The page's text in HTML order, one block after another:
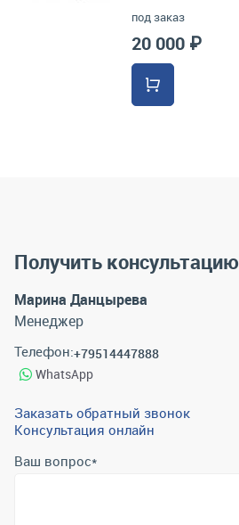
под заказ
20 000 ₽
Получить консультацию
Марина Данцырева
Менеджер
Телефон:+79514447888
WhatsApp
Заказать обратный звонок
Консультация онлайн
Ваш вопрос*